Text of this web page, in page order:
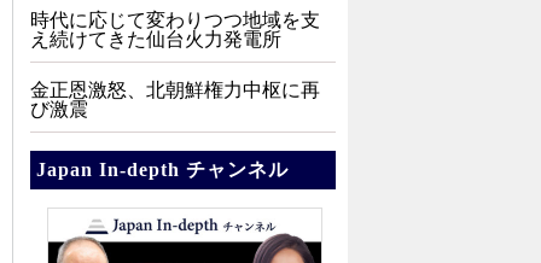
時代に応じて変わりつつ地域を支
え続けてきた仙台火力発電所
金正恩激怒、北朝鮮権力中枢に再
び激震
Japan In-depth チャンネル